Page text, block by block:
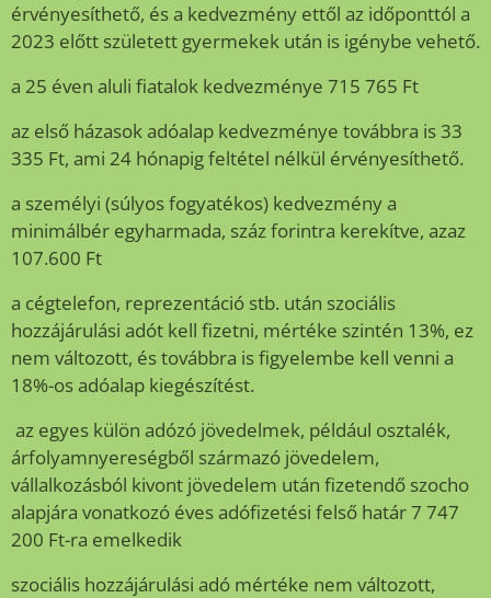
érvényesíthető, és a kedvezmény ettől az időponttól a
2023 előtt született gyermekek után is igénybe vehető.
a 25 éven aluli fiatalok kedvezménye 715 765 Ft
az első házasok adóalap kedvezménye továbbra is 33
335 Ft, ami 24 hónapig feltétel nélkül érvényesíthető.
a személyi (súlyos fogyatékos) kedvezmény a
minimálbér egyharmada, száz forintra kerekítve, azaz
107.600 Ft
a cégtelefon, reprezentáció stb. után szociális
hozzájárulási adót kell fizetni, mértéke szintén 13%, ez
nem változott, és továbbra is figyelembe kell venni a
18%-os adóalap kiegészítést.
az egyes külön adózó jövedelmek, például osztalék,
árfolyamnyereségből származó jövedelem,
vállalkozásból kivont jövedelem után fizetendő szocho
alapjára vonatkozó éves adófizetési felső határ 7 747
200 Ft-ra emelkedik
szociális hozzájárulási adó mértéke nem változott,